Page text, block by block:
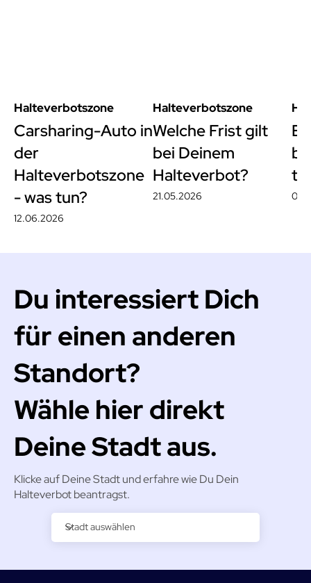
Halteverbotszone
Carsharing-Auto in
der
Halteverbotszone
- was tun?
12.06.2026
Halteverbotszone
Welche Frist gilt
bei Deinem
Halteverbot?
21.05.2026
Du interessiert Dich
für einen anderen
Standort?
Wähle hier direkt
Deine Stadt aus.
Klicke auf Deine Stadt und erfahre wie Du Dein
Halteverbot beantragst.